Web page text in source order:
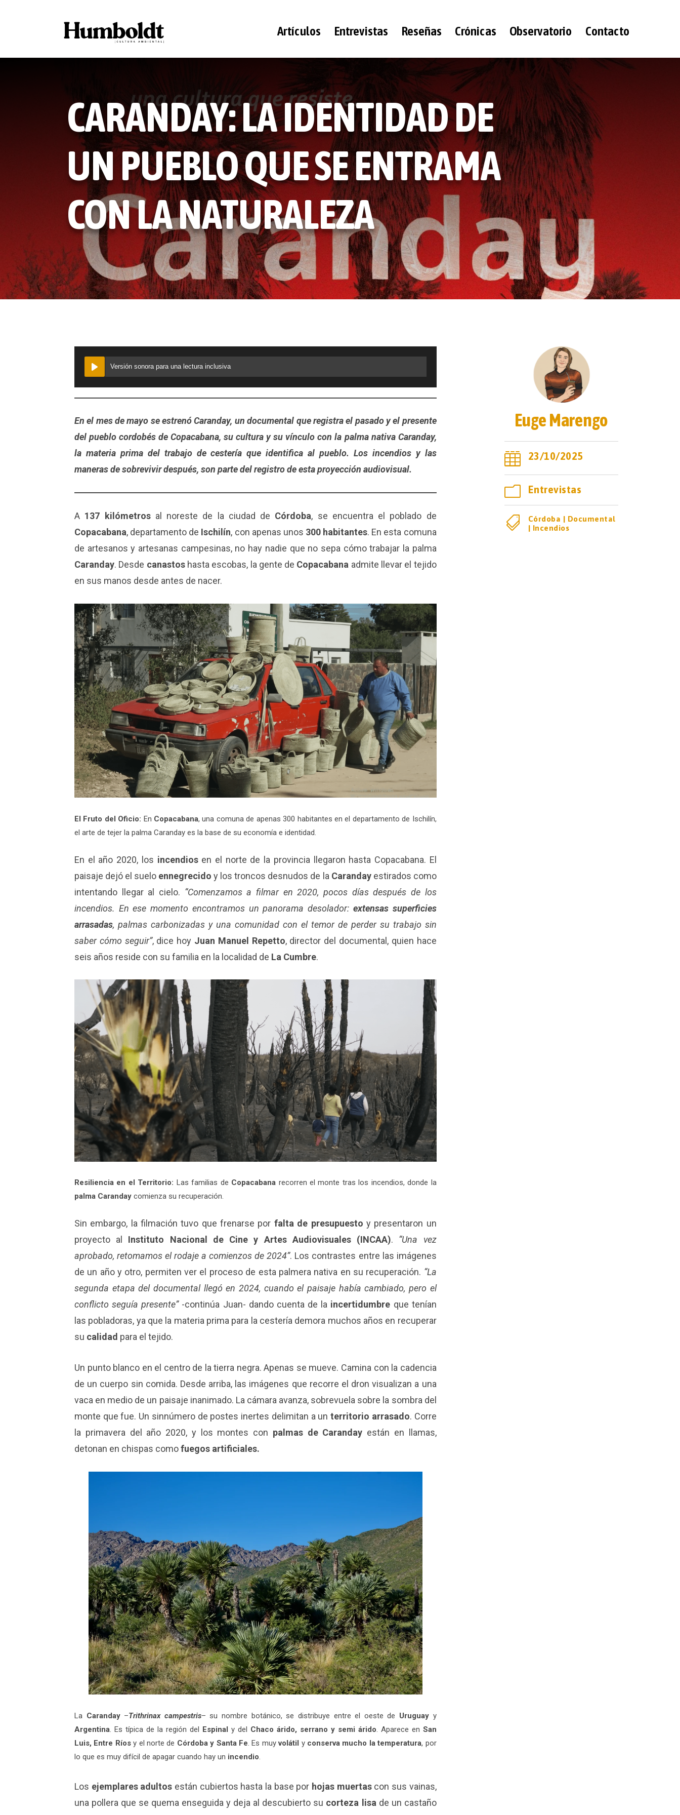
Artículos Entrevistas Reseñas Crónicas Observatorio Contacto
CARANDAY: LA IDENTIDAD DE
UN PUEBLO QUE SE ENTRAMA
CON LA NATURALEZA
Versión sonora para una lectura inclusiva
En el mes de mayo se estrenó Caranday, un documental que registra el pasado y el presente
del pueblo cordobés de Copacabana, su cultura y su vínculo con la palma nativa Caranday,
la materia prima del trabajo de cestería que identifica al pueblo. Los incendios y las
maneras de sobrevivir después, son parte del registro de esta proyección audiovisual.
A 137 kilómetrosal noreste de la ciudad de Córdoba, se encuentra el poblado de
Copacabana, departamento de Ischilín, con apenas unos 300 habitantes. En esta comuna
de artesanos y artesanas campesinas, no hay nadie que no sepa cómo trabajar la palma
Caranday. Desde canastos hasta escobas, la gente de Copacabana admite llevar el tejido
en sus manos desde antes de nacer.
El Fruto del Oficio: En Copacabana, una comuna de apenas 300 habitantes en el departamento de Ischilín,
el arte de tejer la palma Caranday es la base de su economía e identidad.
En el año 2020, los incendios en el norte de la provincia llegaron hasta Copacabana. El
paisaje dejó el suelo ennegrecidoy los troncos desnudos de la Carandayestirados como
intentando llegar al cielo. “Comenzamos a filmar en 2020, pocos días después de los
incendios. En ese momento encontramos un panorama desolador: extensas superficies
arrasadas, palmas carbonizadas y una comunidad con el temor de perder su trabajo sin
saber cómo seguir”, dice hoy Juan Manuel Repetto, director del documental, quien hace
seis años reside con su familia en la localidad de La Cumbre.
Resiliencia en el Territorio: Las familias de Copacabana recorren el monte tras los incendios, donde la
palma Caranday comienza su recuperación.
Sin embargo, la filmación tuvo que frenarse por falta de presupuesto y presentaron un
proyecto al Instituto Nacional de Cine y Artes Audiovisuales (INCAA). “Una vez
aprobado, retomamos el rodaje a comienzos de 2024”. Los contrastes entre las imágenes
de un año y otro, permiten ver el proceso de esta palmera nativa en su recuperación. “La
segunda etapa del documental llegó en 2024, cuando el paisaje había cambiado, pero el
conflicto seguía presente”-continúa Juan- dando cuenta de la incertidumbre que tenían
las pobladoras, ya que la materia prima para la cestería demora muchos años en recuperar
su calidad para el tejido.
Un punto blanco en el centro de la tierra negra. Apenas se mueve. Camina con la cadencia
de un cuerpo sin comida. Desde arriba, las imágenes que recorre el dron visualizan a una
vaca en medio de un paisaje inanimado. La cámara avanza, sobrevuela sobre la sombra del
monte que fue. Un sinnúmero de postes inertes delimitan a unterritorio arrasado. Corre
la primavera del año 2020, y los montes con palmas de Caranday están en llamas,
detonan en chispas comofuegos artificiales.
La Caranday–Trithrinax campestris– su nombre botánico, se distribuye entre el oeste de Uruguay y
Argentina. Es típica de la región del Espinal y del Chaco árido, serrano y semi árido. Aparece en San
Luis, Entre Ríosy el norte de Córdoba y Santa Fe. Es muyvolátil y conserva mucho la temperatura, por
lo que es muy difícil de apagar cuando hay un incendio.
Los ejemplares adultos están cubiertos hasta la base por hojas muertascon sus vainas,
una pollera que se quema enseguida y deja al descubierto su corteza lisa de un castaño
Euge Marengo
 23/10/2025
m Entrevistas
 Córdoba | Documental
| Incendios